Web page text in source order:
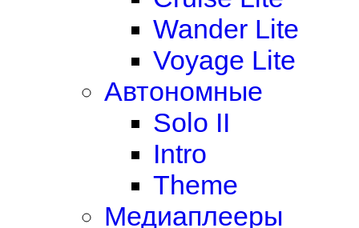
Wander Lite
Voyage Lite
Автономные
Solo II
Intro
Theme
Медиаплееры